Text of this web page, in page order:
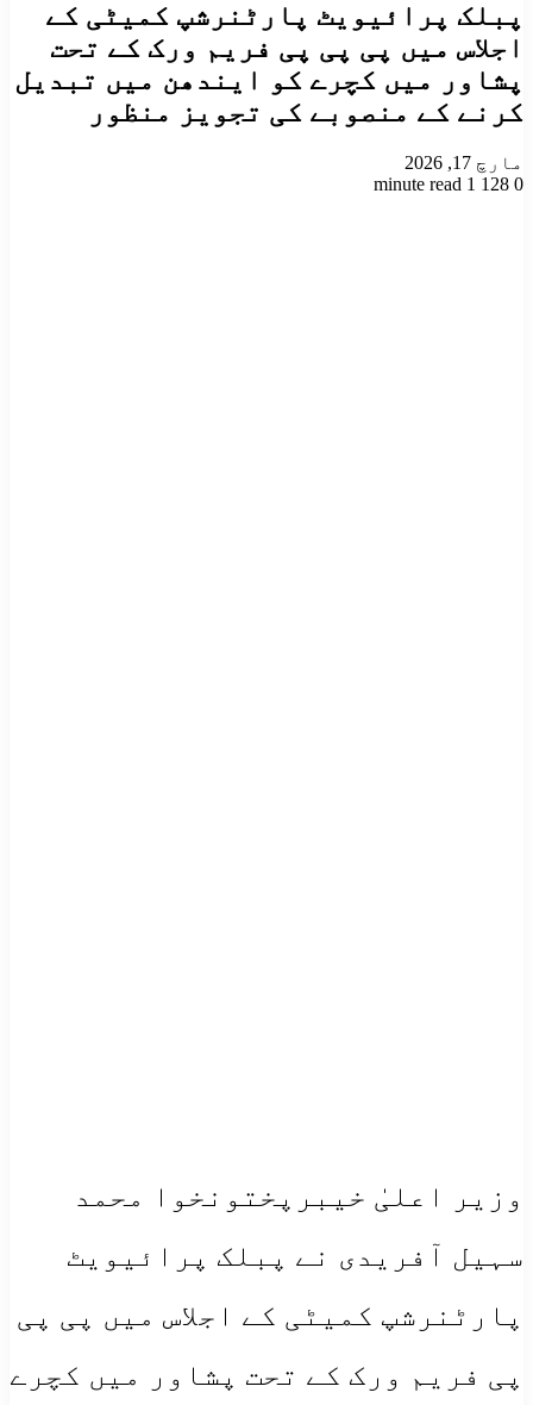
پبلک پرائیویٹ پارٹنرشپ کمیٹی کے
اجلاس میں پی پی پی فریم ورک کے تحت
پشاور میں کچرے کو ایندھن میں تبدیل
کرنے کے منصوبے کی تجویز منظور
مارچ 17, 2026
0
1 minute read
وزیر اعلیٰ خیبرپختونخوا محمد
سہیل آفریدی نے پبلک پرائیویٹ
پارٹنرشپ کمیٹی کے اجلاس میں پی پی
پی فریم ورک کے تحت پشاور میں کچرے